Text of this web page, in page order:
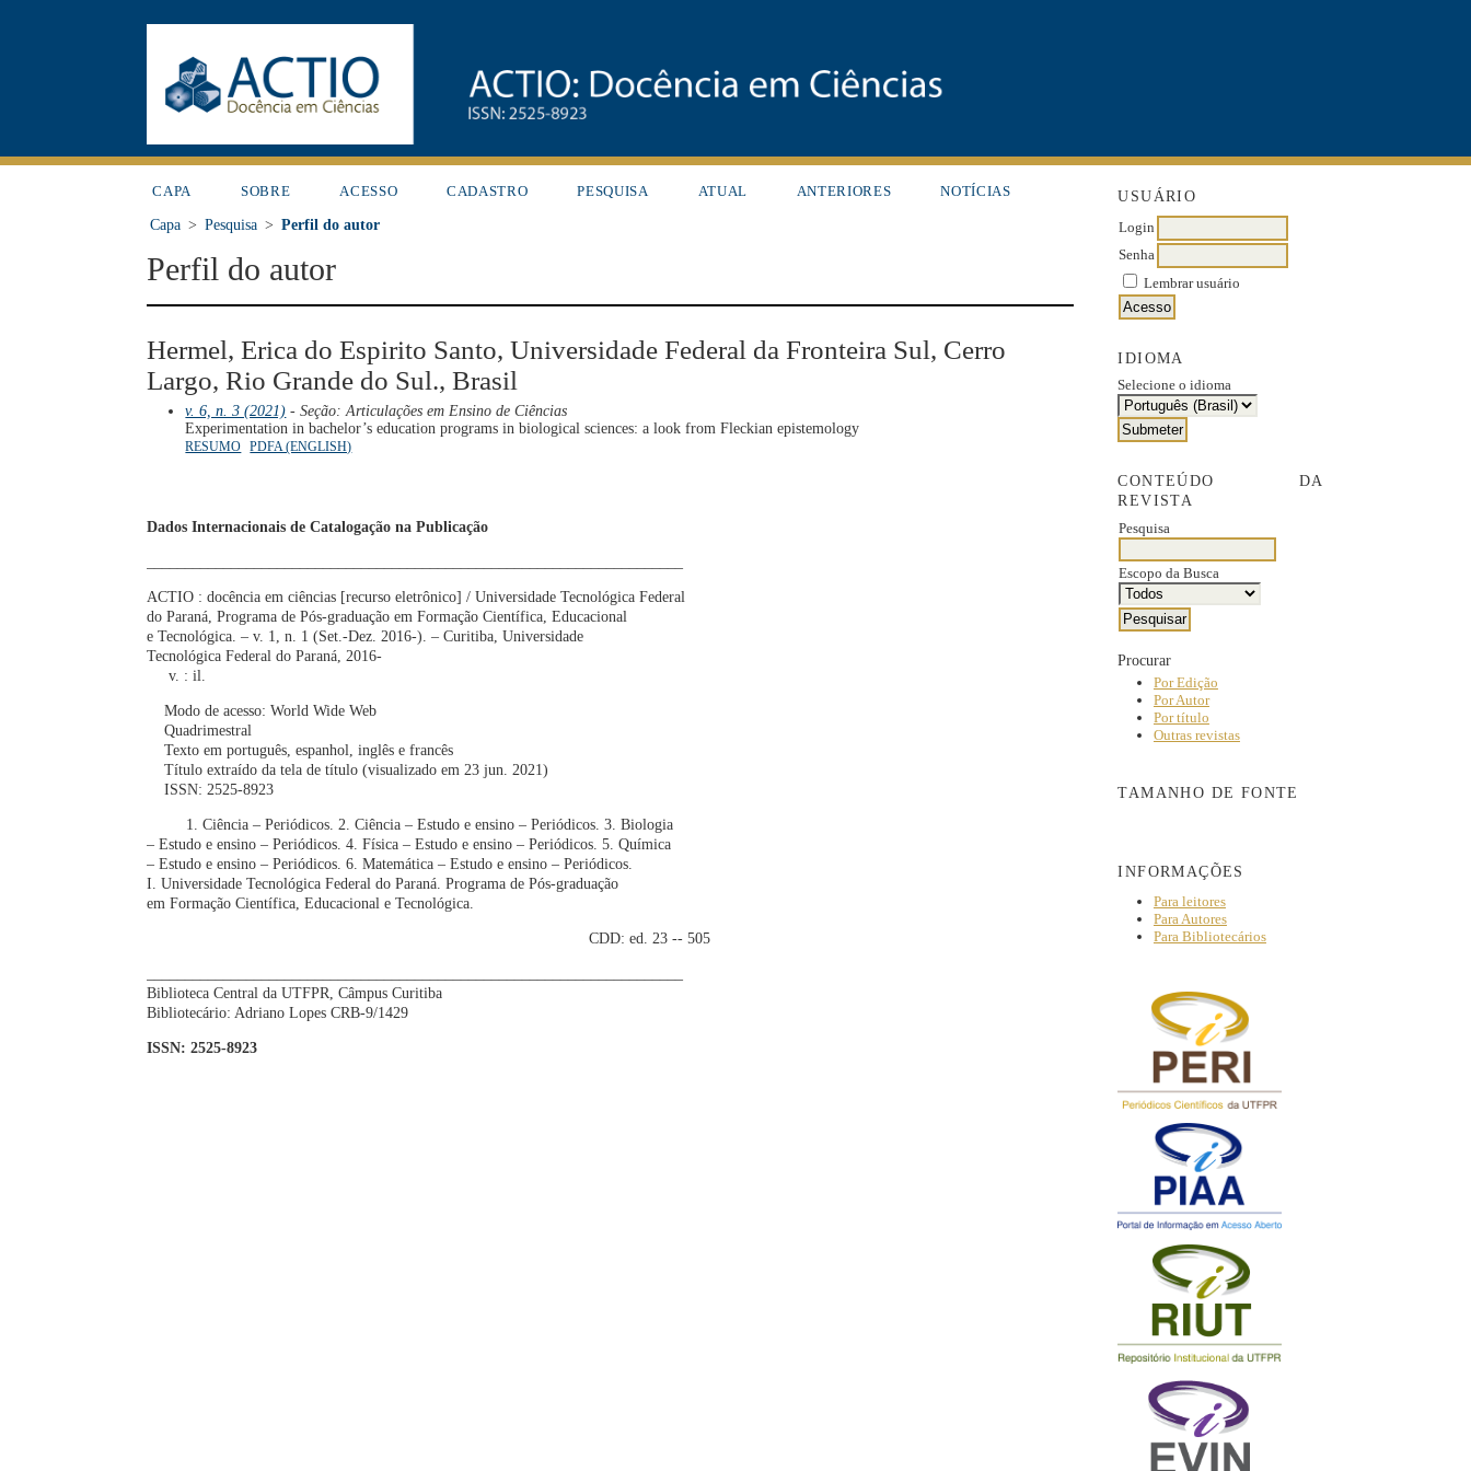
USUÁRIO
Login
Senha
Lembrar usuário
IDIOMA
Selecione o idioma
CONTEÚDO DA
REVISTA
Pesquisa
Escopo da Busca
Procurar
Por Edição
Por Autor
Por título
Outras revistas
TAMANHO DE FONTE
INFORMAÇÕES
Para leitores
Para Autores
Para Bibliotecários
CAPA SOBRE ACESSO CADASTRO PESQUISA ATUAL ANTERIORES NOTÍCIAS
Capa > Pesquisa > Perfil do autor
Perfil do autor
Hermel, Erica do Espirito Santo, Universidade Federal da Fronteira Sul, Cerro
Largo, Rio Grande do Sul., Brasil
v. 6, n. 3 (2021) - Seção: Articulações em Ensino de Ciências
Experimentation in bachelor’s education programs in biological sciences: a look from Fleckian epistemology
RESUMO PDFA (ENGLISH)
Dados Internacionais de Catalogação na Publicação
ACTIO : docência em ciências [recurso eletrônico] / Universidade Tecnológica Federal
do Paraná, Programa de Pós-graduação em Formação Científica, Educacional
e Tecnológica. – v. 1, n. 1 (Set.-Dez. 2016-). – Curitiba, Universidade
Tecnológica Federal do Paraná, 2016-
v. : il.
Modo de acesso: World Wide Web
Quadrimestral
Texto em português, espanhol, inglês e francês
Título extraído da tela de título (visualizado em 23 jun. 2021)
ISSN: 2525-8923
1. Ciência – Periódicos. 2. Ciência – Estudo e ensino – Periódicos. 3. Biologia
– Estudo e ensino – Periódicos. 4. Física – Estudo e ensino – Periódicos. 5. Química
– Estudo e ensino – Periódicos. 6. Matemática – Estudo e ensino – Periódicos.
I. Universidade Tecnológica Federal do Paraná. Programa de Pós-graduação
em Formação Científica, Educacional e Tecnológica.
CDD: ed. 23 -- 505
Biblioteca Central da UTFPR, Câmpus Curitiba
Bibliotecário: Adriano Lopes CRB-9/1429
ISSN: 2525-8923